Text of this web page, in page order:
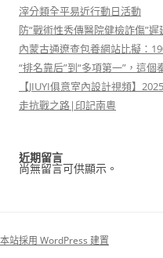
滓分類全平易近行動日活動
防“戰術性秀傳醫院健檢詐傷”
內蒙古通遼查包養網站比擬：
“排名靠后”到“多項第一”，這
【JIUYI俱意室內設計視頻】
走抗戰之路|印記南粵
近期留言
尚無留言可供顯示。
本站採用 WordPress 建置